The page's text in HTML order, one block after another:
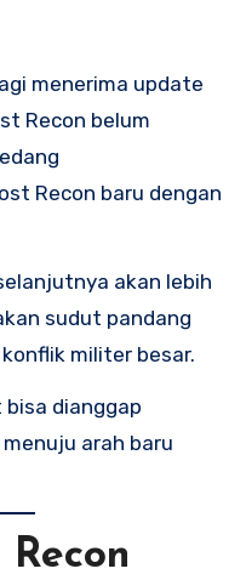
menerima update
Recon belum
Recon baru dengan
akan lebih
sudut pandang
militer besar.
dianggap
arah baru